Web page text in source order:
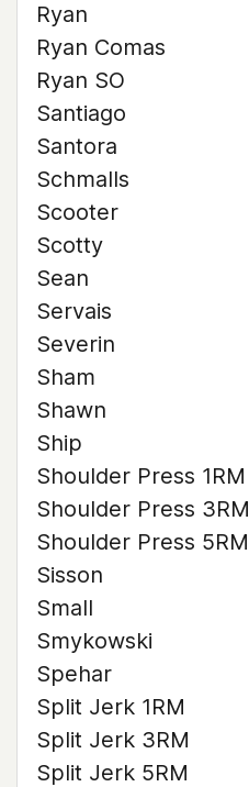
Ryan
Ryan Comas
Ryan SO
Santiago
Santora
Schmalls
Scooter
Scotty
Sean
Servais
Severin
Sham
Shawn
Ship
Shoulder Press 1RM
Shoulder Press 3RM
Shoulder Press 5RM
Sisson
Small
Smykowski
Spehar
Split Jerk 1RM
Split Jerk 3RM
Split Jerk 5RM